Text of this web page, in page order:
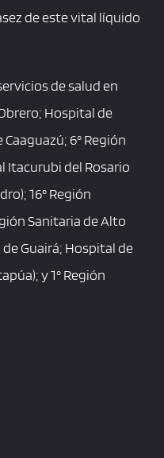
de este vital líquido
de salud en
Hospital de
6° Región
Itacurubi del Rosario
16° Región
Sanitaria de Alto
Guairá; Hospital de
y 1° Región